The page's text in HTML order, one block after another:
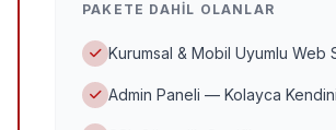
PAKETE DAHIL OLANLAR
Kurumsal & Mobil Uyumlu Web
Admin Paneli — Kolayca